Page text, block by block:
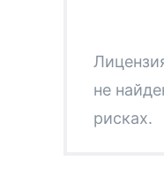
5
6
не
рисках.